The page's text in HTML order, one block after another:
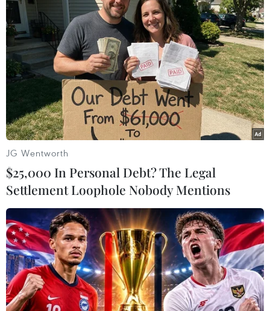
TIN LIÊN QUAN
Bắt giữ nghi phạm giết người khi đang tìm
cách bỏ trốn qua biên giới
12/06/2025 11:59
Sau khi gây ra án mạng tại thị xã Tịnh Biên (tỉnh An
JG Wentworth
$25,000 In Personal Debt? The Legal
Settlement Loophole Nobody Mentions